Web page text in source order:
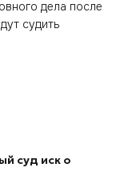
дела после
судить
суд иск о